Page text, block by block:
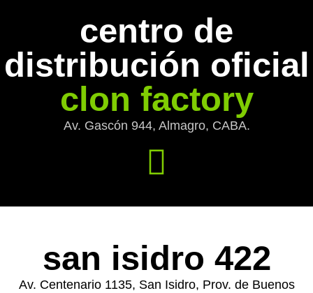
centro de
distribución oficial
clon factory
Av. Gascón 944, Almagro, CABA.
san isidro 422
Av. Centenario 1135, San Isidro, Prov. de Buenos